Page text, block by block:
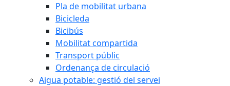
Pla de mobilitat urbana
Bicicleda
Bicibús
Mobilitat compartida
Transport públic
Ordenança de circulació
Aigua potable: gestió del servei